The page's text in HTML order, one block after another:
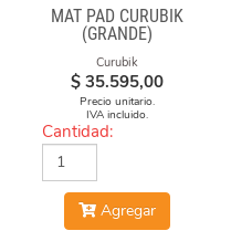
MAT PAD CURUBIK
(GRANDE)
Curubik
$ 35.595,00
Precio unitario.
IVA incluido.
Cantidad:
Agregar